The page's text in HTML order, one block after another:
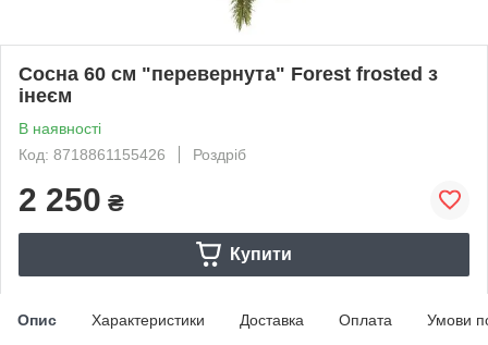
Сосна 60 см "перевернута" Forest frosted з
інеєм
В наявності
Код: 8718861155426
Роздріб
2 250 ₴
Купити
Опис Характеристики Доставка Оплата Умови